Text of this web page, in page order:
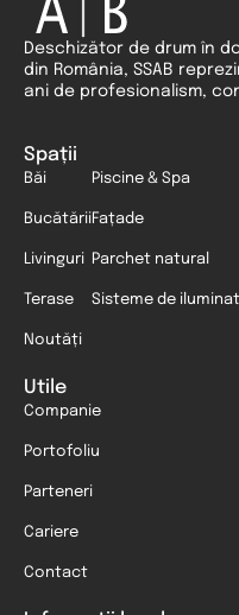
Deschizător de drum în
din România, SSAB
ani de profesionalism,
Spații
Băi
Bucătării
Livinguri
Terase
Noutăți
Piscine & Spa
Fațade
Parchet natural
Sisteme de iluminat
Utile
Companie
Portofoliu
Parteneri
Cariere
Contact